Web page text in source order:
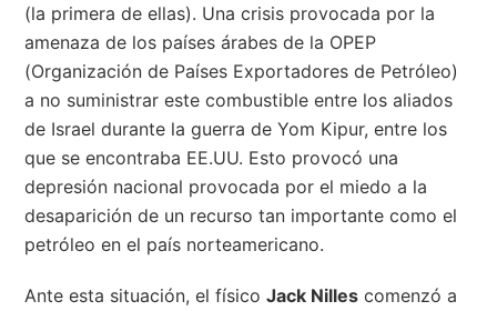
(la primera de ellas). Una crisis provocada por la
amenaza de los países árabes de la OPEP
(Organización de Países Exportadores de Petróleo)
a no suministrar este combustible entre los aliados
de Israel durante la guerra de Yom Kipur, entre los
que se encontraba EE.UU. Esto provocó una
depresión nacional provocada por el miedo a la
desaparición de un recurso tan importante como el
petróleo en el país norteamericano.
Ante esta situación, el físicoJack Nilles comenzó a